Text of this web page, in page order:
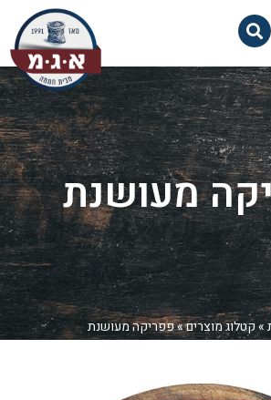
מעושנת
»קטלוג מוצרים»פפריקה מעושנת